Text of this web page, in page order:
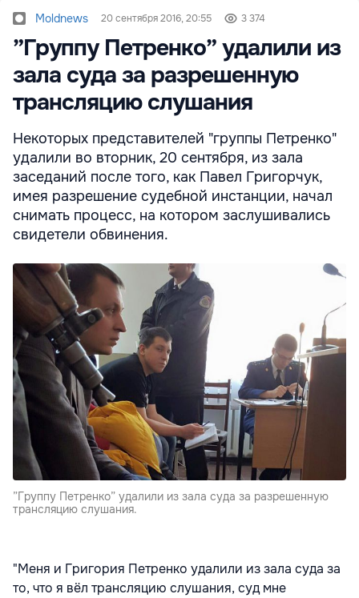
Moldnews 20 сентября 2016, 20:55 3 374
”Группу Петренко” удалили из
зала суда за разрешенную
трансляцию слушания
Некоторых представителей "группы Петренко"
удалили во вторник, 20 сентября, из зала
заседаний после того, как Павел Григорчук,
имея разрешение судебной инстанции, начал
снимать процесс, на котором заслушивались
свидетели обвинения.
”Группу Петренко” удалили из зала суда за разрешенную
трансляцию слушания.
"Меня и Григория Петренко удалили из зала суда за
то, что я вёл трансляцию слушания, суд мне